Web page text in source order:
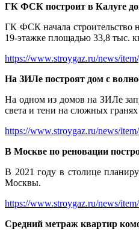
ГК ФСК построит в Калуге
ГК ФСК начала строительство
19-этажке площадью 33,8 тыс.
https://www.stroygaz.ru/news/
На ЗИЛе построят дом с
На одном из домов на ЗИЛе
света и тени на сложных
https://www.stroygaz.ru/news/
В Москве по реновации
В 2021 году в столице
Москвы.
https://www.stroygaz.ru/news/
Средний метраж квартир